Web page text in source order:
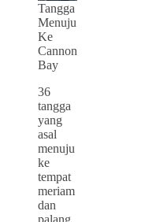
Tangga
Menuju
Ke
Cannon
Bay
36
tangga
yang
asal
menuju
ke
tempat
meriam
dan
palang